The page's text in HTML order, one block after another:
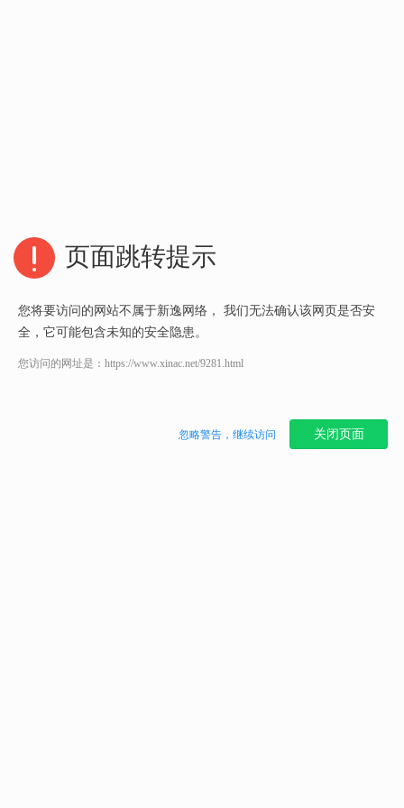
页面跳转提示
您将要访问的网站不属于新逸网络， 我们无法确认该网页是否安
全，它可能包含未知的安全隐患。
您访问的网址是： https://www.xinac.net/9281.html
忽略警告，继续访问 关闭页面